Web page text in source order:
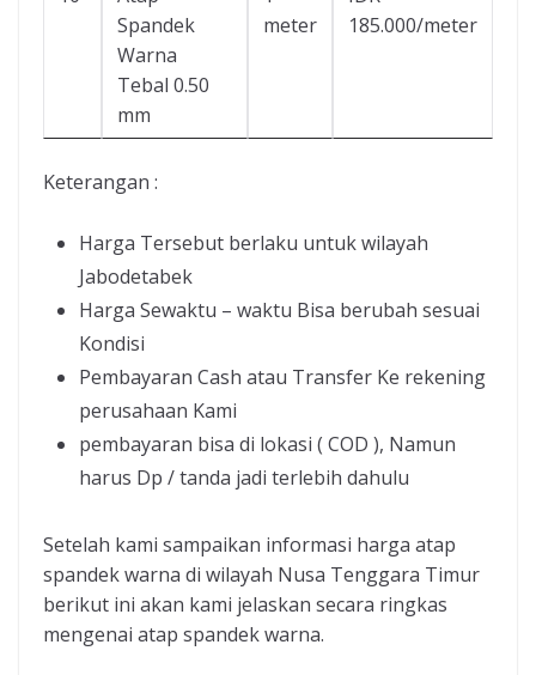
Spandek
Warna
Tebal 0.50
mm
meter
185.000/meter
Keterangan :
Harga Tersebut berlaku untuk wilayah
Jabodetabek
Harga Sewaktu – waktu Bisa berubah sesuai
Kondisi
Pembayaran Cash atau Transfer Ke rekening
perusahaan Kami
pembayaran bisa di lokasi ( COD ), Namun
harus Dp / tanda jadi terlebih dahulu
Setelah kami sampaikan informasi harga atap
spandek warna di wilayah Nusa Tenggara Timur
berikut ini akan kami jelaskan secara ringkas
mengenai atap spandek warna.